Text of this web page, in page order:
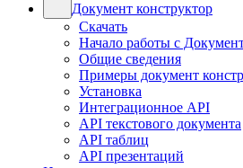
Документ конструктор
Скачать
Начало работы с
Общие сведения
Примеры документ
Установка
Интеграционное API
API текстового документа
API таблиц
API презентаций